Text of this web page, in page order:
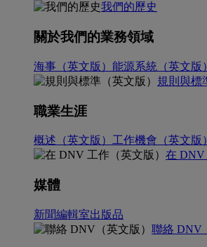
我們的歷史
關於我們的業務領域
海事（英文版） 能源系統（英文版）
規則與標
職業生涯
概述（英文版） 工作機會（英文版）
在 DNV
媒體
新聞編輯室出版品
聯絡 DNV